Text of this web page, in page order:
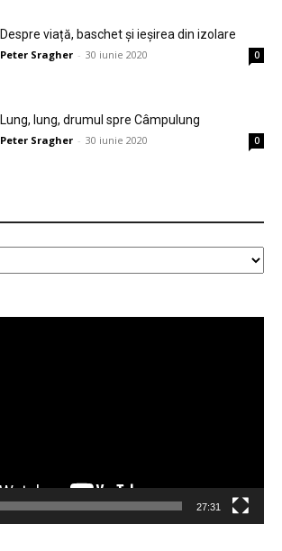
Despre viață, baschet și ieșirea din izolare
Peter Sragher - 30 iunie 2020 0
Lung, lung, drumul spre Câmpulung
Peter Sragher - 30 iunie 2020 0
27:31